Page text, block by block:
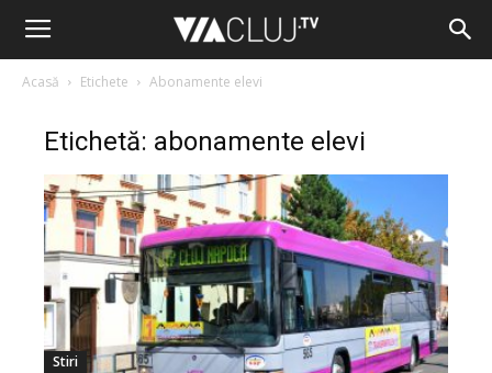
Acasă Etichete Abonamente elevi
Etichetă: abonamente elevi
Stiri